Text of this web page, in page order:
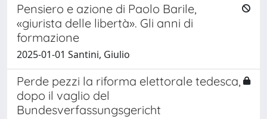
Pensiero e azione di Paolo Barile,
«giurista delle libertà». Gli anni di
formazione
2025-01-01 Santini, Giulio
Perde pezzi la riforma elettorale tedesca,
dopo il vaglio del
Bundesverfassungsgericht